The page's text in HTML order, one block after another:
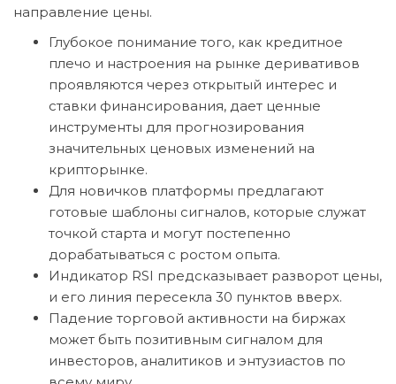
направление цены.
Глубокое понимание того, как кредитное
плечо и настроения на рынке деривативов
проявляются через открытый интерес и
ставки финансирования, дает ценные
инструменты для прогнозирования
значительных ценовых изменений на
крипторынке.
Для новичков платформы предлагают
готовые шаблоны сигналов, которые служат
точкой старта и могут постепенно
дорабатываться с ростом опыта.
Индикатор RSI предсказывает разворот цены,
и его линия пересекла 30 пунктов вверх.
Падение торговой активности на биржах
может быть позитивным сигналом для
инвесторов, аналитиков и энтузиастов по